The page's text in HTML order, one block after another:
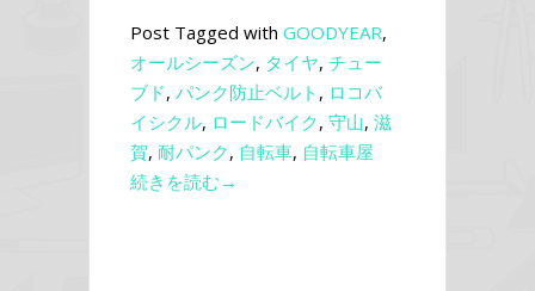
Post Tagged with GOODYEAR,
オールシーズン, タイヤ, チュー
ブド, パンク防止ベルト , ロコバ
イシクル, ロードバイク, 守山, 滋
賀, 耐パンク, 自転車, 自転車屋
続きを読む→